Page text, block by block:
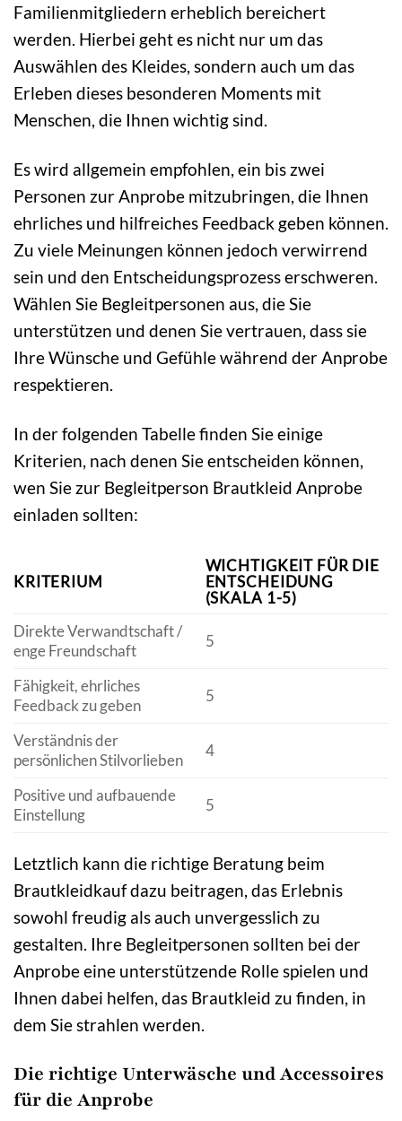
Familienmitgliedern erheblich bereichert
werden. Hierbei geht es nicht nur um das
Auswählen des Kleides, sondern auch um das
Erleben dieses besonderen Moments mit
Menschen, die Ihnen wichtig sind.
Es wird allgemein empfohlen, ein bis zwei
Personen zur Anprobe mitzubringen, die Ihnen
ehrliches und hilfreiches Feedback geben können.
Zu viele Meinungen können jedoch verwirrend
sein und den Entscheidungsprozess erschweren.
Wählen Sie Begleitpersonen aus, die Sie
unterstützen und denen Sie vertrauen, dass sie
Ihre Wünsche und Gefühle während der Anprobe
respektieren.
In der folgenden Tabelle finden Sie einige
Kriterien, nach denen Sie entscheiden können,
wen Sie zur Begleitperson Brautkleid Anprobe
einladen sollten:
KRITERIUM
WICHTIGKEIT FÜR DIE
ENTSCHEIDUNG
(SKALA 1-5)
Direkte Verwandtschaft /
enge Freundschaft
5
Fähigkeit, ehrliches
Feedback zu geben
5
Verständnis der
persönlichen Stilvorlieben
4
Positive und aufbauende
Einstellung
5
Letztlich kann die richtige Beratung beim
Brautkleidkauf dazu beitragen, das Erlebnis
sowohl freudig als auch unvergesslich zu
gestalten. Ihre Begleitpersonen sollten bei der
Anprobe eine unterstützende Rolle spielen und
Ihnen dabei helfen, das Brautkleid zu finden, in
dem Sie strahlen werden.
Die richtige Unterwäsche und Accessoires
für die Anprobe